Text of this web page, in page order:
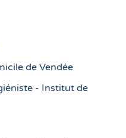
de Vendée
- Institut de